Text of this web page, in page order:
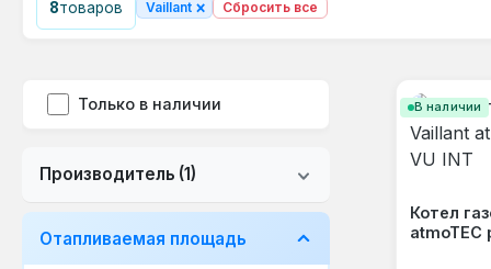
8товаров Vaillant × Сбросить все
Только в наличии
Производитель (1)
Отапливаемая площадь
В наличии
Котел
atmoTEC